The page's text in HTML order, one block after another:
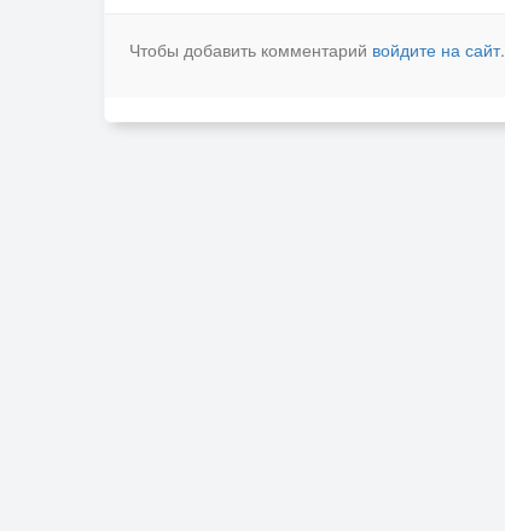
Чтобы добавить комментарий войдите на сайт.